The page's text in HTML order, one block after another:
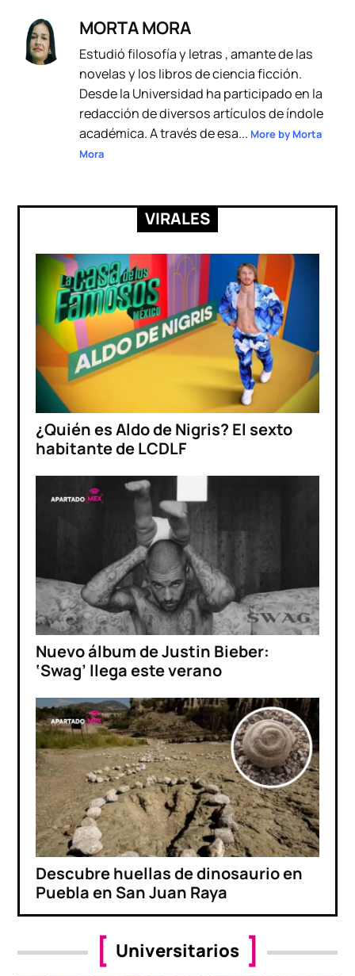
MORTA MORA
Estudió filosofía y letras , amante de las
novelas y los libros de ciencia ficción.
Desde la Universidad ha participado en la
redacción de diversos artículos de índole
académica. A través de esa... More by Morta
Mora
VIRALES
¿Quién es Aldo de Nigris? El sexto
habitante de LCDLF
Nuevo álbum de Justin Bieber:
‘Swag’ llega este verano
Descubre huellas de dinosaurio en
Puebla en San Juan Raya
Universitarios